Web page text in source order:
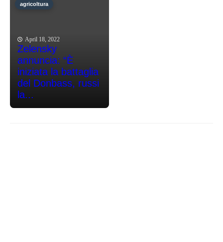
agricoltura
April 18, 2022
Zelensky
annuncia: “È
iniziata la battaglia
del Donbass, russi
la...